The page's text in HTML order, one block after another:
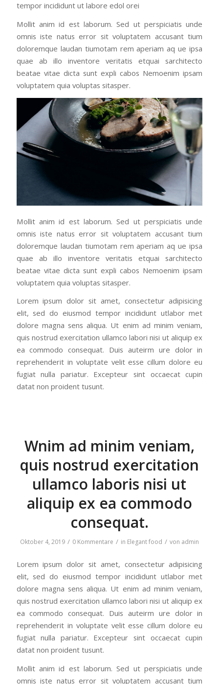
tempor incididunt ut labore edol orei
Mollit anim id est laborum. Sed ut perspiciatis unde
omnis iste natus error sit voluptatem accusant tium
doloremque laudan tiumotam rem aperiam aq ue ipsa
quae ab illo inventore veritatis etquai sarchitecto
beatae vitae dicta sunt expli cabos Nemoenim ipsam
voluptatem quia voluptas sitasper.
Mollit anim id est laborum. Sed ut perspiciatis unde
omnis iste natus error sit voluptatem accusant tium
doloremque laudan tiumotam rem aperiam aq ue ipsa
quae ab illo inventore veritatis etquai sarchitecto
beatae vitae dicta sunt expli cabos Nemoenim ipsam
voluptatem quia voluptas sitasper.
Lorem ipsum dolor sit amet, consectetur adipisicing
elit, sed do eiusmod tempor incididunt utlabor met
dolore magna sens aliqua. Ut enim ad minim veniam,
quis nostrud exercitation ullamco labori nisi ut aliquip ex
ea commodo consequat. Duis auteirm ure dolor in
reprehenderit in voluptate velit esse cillum dolore eu
fugiat nulla pariatur. Excepteur sint occaecat cupin
datat non proident tusunt.
Wnim ad minim veniam,
quis nostrud exercitation
ullamco laboris nisi ut
aliquip ex ea commodo
consequat.
Oktober 4, 2019 / 0 Kommentare / in Elegant food / von admin
Lorem ipsum dolor sit amet, consectetur adipisicing
elit, sed do eiusmod tempor incididunt utlabor met
dolore magna sens aliqua. Ut enim ad minim veniam,
quis nostrud exercitation ullamco labori nisi ut aliquip ex
ea commodo consequat. Duis auteirm ure dolor in
reprehenderit in voluptate velit esse cillum dolore eu
fugiat nulla pariatur. Excepteur sint occaecat cupin
datat non proident tusunt.
Mollit anim id est laborum. Sed ut perspiciatis unde
omnis iste natus error sit voluptatem accusant tium